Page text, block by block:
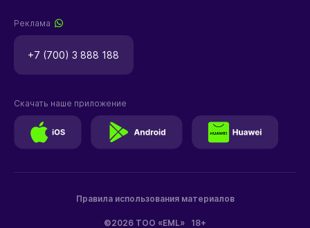
Реклама
+7 (700) 3 888 188
©2026 ТОО «EML» 18+
Правила использования материалов
Скачать наше приложение